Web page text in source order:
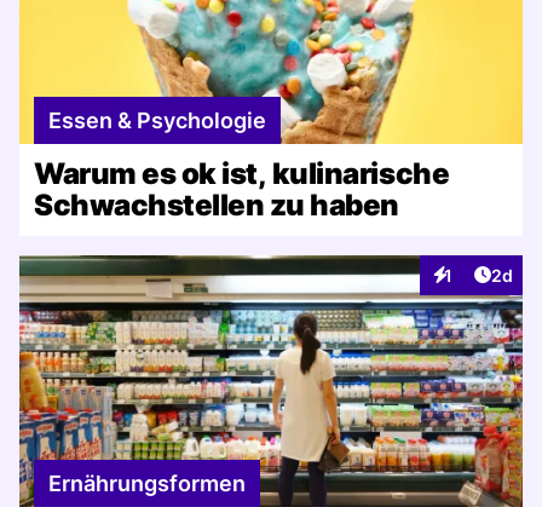
Essen & Psychologie
Warum es ok ist, kulinarische
Schwachstellen zu haben
1
Interaktionen
2d
Ernährungsformen